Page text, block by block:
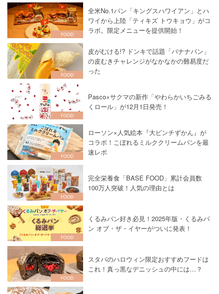
全米No.1パン「キングスハワイアン」とハ
ワイから上陸「ティキズ トウキョウ」がコ
ラボ。限定メニューを提供開始！
皮がむける!? ドンキで話題「バナナパン」
の皮むきチャレンジがなかなかの難易度だ
った
Pasco×サクマの新作「やわらかいちごみる
くロール」が12月1日発売！
ローソン×人気絵本『大ピンチずかん』が
コラボ！こぼれるミルククリームパンを最
速レポ
完全栄養食「BASE FOOD」累計会員数
100万人突破！人気の理由とは
くるみパン好き必見！2025年版・くるみパ
ン オブ・ザ・イヤーがついに発表！
スタバのハロウィン限定おすすめフードは
これ！真っ黒なデニッシュの中には…？